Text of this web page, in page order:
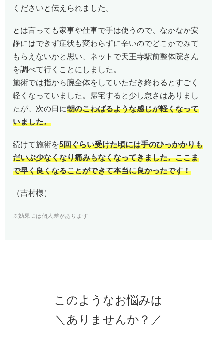
くださいと伝えられました。
とは言っても家事や仕事で手は使うので、なかなか安
静にはできず症状も変わらずに辛いのでどこかでみて
もらえないかと思い、ネットで天王寺駅前整体院さん
を調べて行くことにしました。
施術では指から腕全体をしていただき終わるとすごく
軽くなっていました。帰宅すると少し怠さはありまし
たが、次の日に朝のこわばるような感じが軽くなって
いました。
続けて施術を5回ぐらい受けた頃には手のひっかかりも
だいぶ少なくなり痛みもなくなってきました。ここま
で早く良くなることができて本当に良かったです！
（吉村様）
※効果には個人差があります
このようなお悩みは
＼ありませんか？／